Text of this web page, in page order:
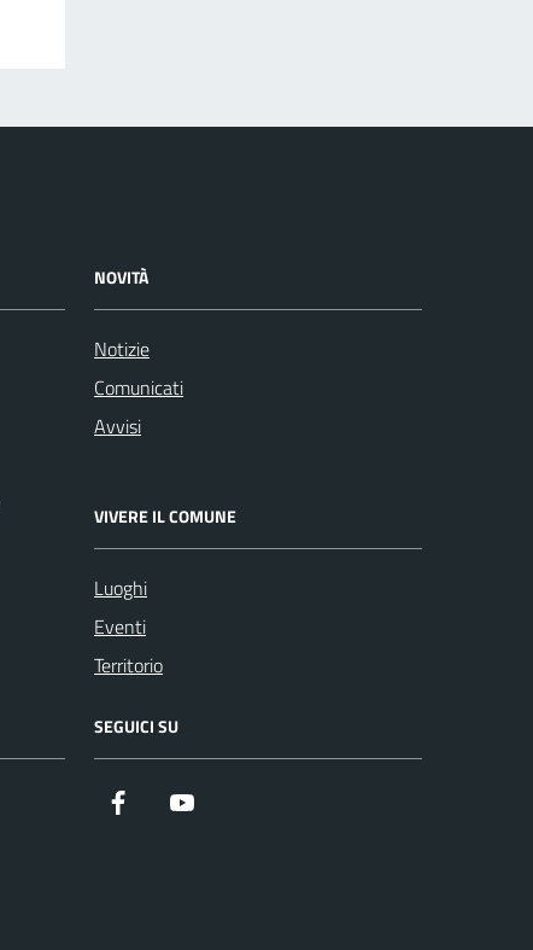
NOVITÀ
Notizie
Comunicati
Avvisi
VIVERE IL COMUNE
Luoghi
Eventi
Territorio
SEGUICI SU
Facebook